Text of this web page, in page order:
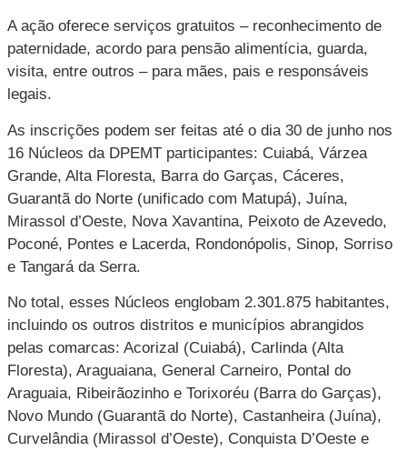
A ação oferece serviços gratuitos – reconhecimento de
paternidade, acordo para pensão alimentícia, guarda,
visita, entre outros – para mães, pais e responsáveis
legais.
As inscrições podem ser feitas até o dia 30 de junho nos
16 Núcleos da DPEMT participantes: Cuiabá, Várzea
Grande, Alta Floresta, Barra do Garças, Cáceres,
Guarantã do Norte (unificado com Matupá), Juína,
Mirassol d’Oeste, Nova Xavantina, Peixoto de Azevedo,
Poconé, Pontes e Lacerda, Rondonópolis, Sinop, Sorriso
e Tangará da Serra.
No total, esses Núcleos englobam 2.301.875 habitantes,
incluindo os outros distritos e municípios abrangidos
pelas comarcas: Acorizal (Cuiabá), Carlinda (Alta
Floresta), Araguaiana, General Carneiro, Pontal do
Araguaia, Ribeirãozinho e Torixoréu (Barra do Garças),
Novo Mundo (Guarantã do Norte), Castanheira (Juína),
Curvelândia (Mirassol d’Oeste), Conquista D’Oeste e